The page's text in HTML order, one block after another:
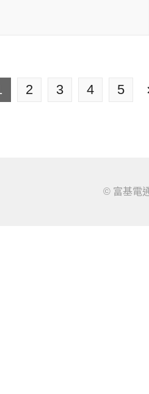
PRO MP273W E14A